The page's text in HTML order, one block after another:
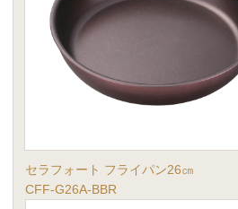
セラフォート フライパン26㎝
CFF-G26A-BBR